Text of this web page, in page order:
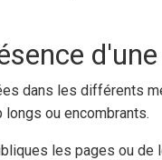
dans les différents
ou encombrants.
les pages ou